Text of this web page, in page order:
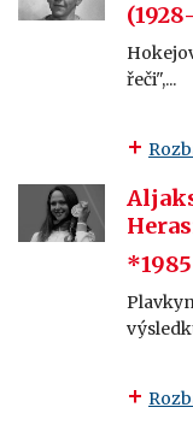
řeči",...
*1985